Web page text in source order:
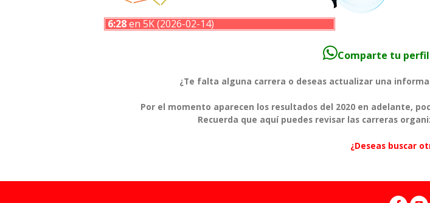
6:28en 5K (2026-02-14)
Comparte tu
¿Te falta alguna carrera o deseas actualizar una
Por el momento aparecen los resultados del 2020 en adelante,
Recuerda que aquí puedes revisar las carreras
¿Deseas buscar